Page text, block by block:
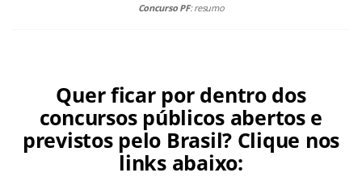
Concurso PF: resumo
Quer ficar por dentro dos
concursos públicos abertos e
previstos pelo Brasil? Clique nos
links abaixo: